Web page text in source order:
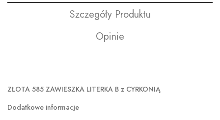
Szczegóły Produktu
Opinie
ZŁOTA 585 ZAWIESZKA LITERKA B z CYRKONIĄ
Dodatkowe informacje